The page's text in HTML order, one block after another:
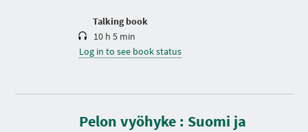
Talking book
10 h 5 min
Log in to see book status
Pelon vyöhyke : Suomi ja